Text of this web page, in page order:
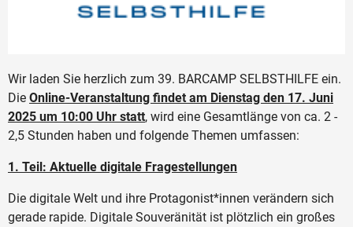
Wir laden Sie herzlich zum 39. BARCAMP SELBSTHILFE ein.
Die Online-Veranstaltung findet am Dienstag den 17. Juni
2025 um 10:00 Uhr statt, wird eine Gesamtlänge von ca. 2 -
2,5 Stunden haben und folgende Themen umfassen:
1. Teil: Aktuelle digitale Fragestellungen
Die digitale Welt und ihre Protagonist*innen verändern sich
gerade rapide. Digitale Souveränität ist plötzlich ein großes